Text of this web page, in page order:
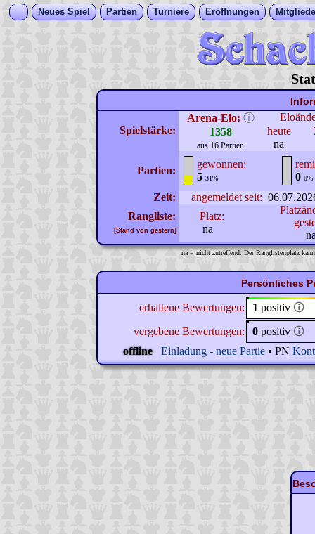
Neues Spiel Partien Turniere Eröffnungen
Spielstärke:
Arena-Elo: ⓘ
1358
aus 16 Partien
heute
na
Partien:
gewonnen:
5 31%
0 0%
Zeit: angemeldet seit:
Rangliste:
[Stand von gestern]
Platz:
na
na = nicht zutreffend. Der Ranglistenplatz
Persönliches
erhaltene Bewertungen: 1 positiv 🛈
vergebene Bewertungen:
0 positiv 🛈
offline
Einladung - neue Partie • PN